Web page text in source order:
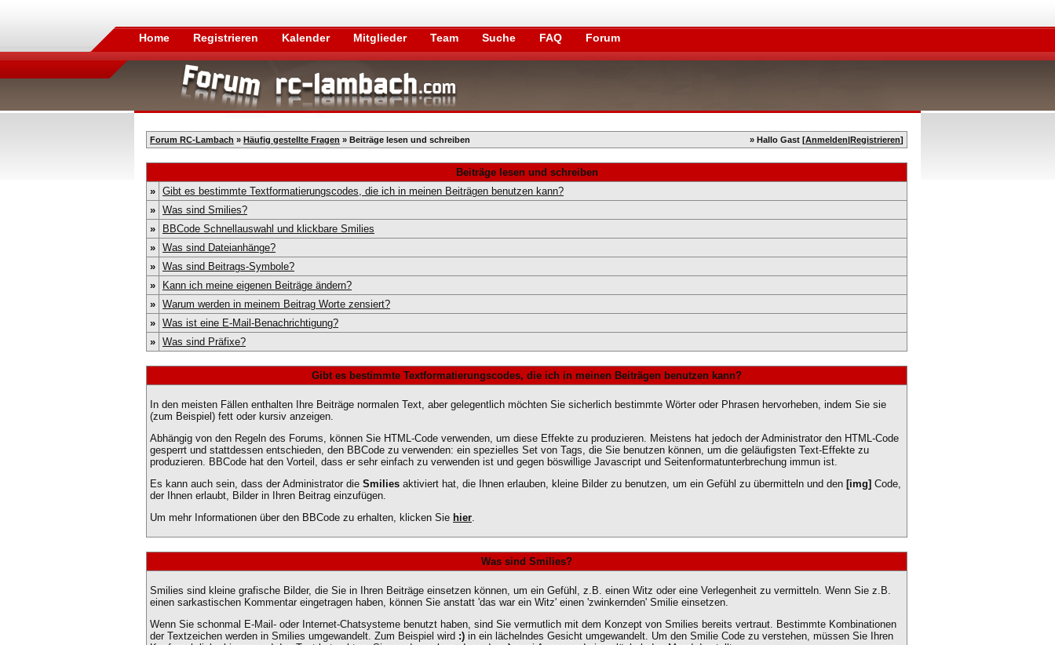
Home Registrieren Kalender Mitglieder Team Suche FAQ Forum
Forum RC-Lambach » Häufig gestellte Fragen » Beiträge lesen und schreiben » Hallo Gast [Anmelden|Registrieren]
Beiträge lesen und schreiben
» Gibt es bestimmte Textformatierungscodes, die ich in meinen Beiträgen benutzen kann?
» Was sind Smilies?
»
BBCode Schnellauswahl und klickbare Smilies
» Was sind Dateianhänge?
» Was sind Beitrags-Symbole?
»
Kann ich meine eigenen Beiträge ändern?
» Warum werden in meinem Beitrag Worte zensiert?
» Was ist eine E-Mail-Benachrichtigung?
» Was sind Präfixe?
Gibt es bestimmte Textformatierungscodes, die ich in meinen Beiträgen benutzen kann?
In den meisten Fällen enthalten Ihre Beiträge normalen Text, aber gelegentlich möchten Sie sicherlich bestimmte Wörter oder Phrasen hervorheben, indem Sie sie
(zum Beispiel) fett oder kursiv anzeigen.
Abhängig von den Regeln des Forums, können Sie HTML-Code verwenden, um diese Effekte zu produzieren. Meistens hat jedoch der Administrator den HTML-Code
gesperrt und stattdessen entschieden, den BBCode zu verwenden: ein spezielles Set von Tags, die Sie benutzen können, um die geläufigsten Text-Effekte zu
produzieren. BBCode hat den Vorteil, dass er sehr einfach zu verwenden ist und gegen böswillige Javascript und Seitenformatunterbrechung immun ist.
Es kann auch sein, dass der Administrator die Smilies aktiviert hat, die Ihnen erlauben, kleine Bilder zu benutzen, um ein Gefühl zu übermitteln und den [img] Code,
der Ihnen erlaubt, Bilder in Ihren Beitrag einzufügen.
Um mehr Informationen über den BBCode zu erhalten, klicken Sie hier.
Was sind Smilies?
Smilies sind kleine grafische Bilder, die Sie in Ihren Beiträge einsetzen können, um ein Gefühl, z.B. einen Witz oder eine Verlegenheit zu vermitteln. Wenn Sie z.B.
einen sarkastischen Kommentar eingetragen haben, können Sie anstatt 'das war ein Witz' einen 'zwinkernden' Smilie einsetzen.
Wenn Sie schonmal E-Mail- oder Internet-Chatsysteme benutzt haben, sind Sie vermutlich mit dem Konzept von Smilies bereits vertraut. Bestimmte Kombinationen
der Textzeichen werden in Smilies umgewandelt. Zum Beispiel wird :) in ein lächelndes Gesicht umgewandelt. Um den Smilie Code zu verstehen, müssen Sie Ihren